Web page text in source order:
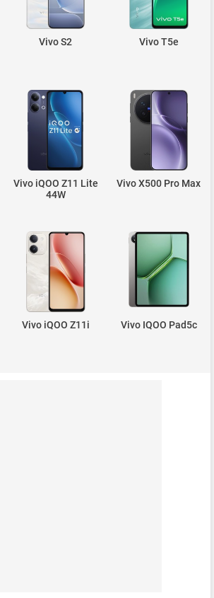
Vivo S2 Vivo T5e
Vivo iQOO Z11 Lite
44W
Vivo X500 Pro Max
Vivo iQOO Z11i Vivo IQOO Pad5c